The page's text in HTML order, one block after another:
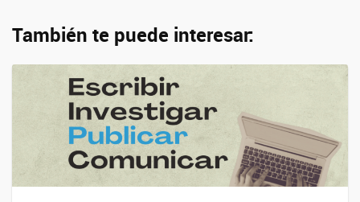
También te puede interesar: